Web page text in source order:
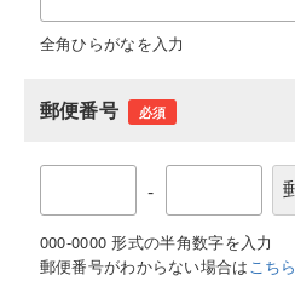
全角ひらがなを入力
郵便番号 必須
-
000-0000 形式の半角数字を入力
郵便番号がわからない場合はこちら